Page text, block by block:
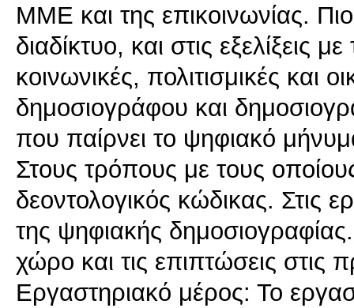
ΜΜΕ και της επικοινωνίας.
διαδίκτυο, και στις εξελίξεις
κοινωνικές, πολιτισμικές και
δημοσιογράφου και
που παίρνει το ψηφιακό
Στους τρόπους με τους
δεοντολογικός κώδικας. Στις
της ψηφιακής δημοσιογραφίας.
χώρο και τις επιπτώσεις στις
Εργαστηριακό μέρος: Το